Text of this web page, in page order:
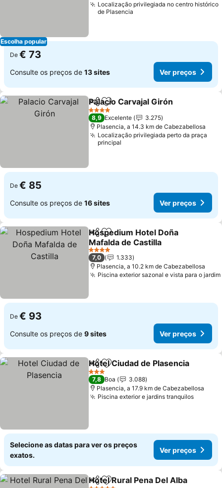
Escolha popular
Localização privilegiada no centro histórico
de Plasencia
De € 73
Consulte os preços de 13 sites Ver preços
PartilharAdicionar aos favoritos
Palacio Carvajal Girón
4 Estrelas
8,9 Excelente
3.275
Plasencia, a 14.3 km de Cabezabellosa
Localização privilegiada perto da praça
principal
De € 85
Consulte os preços de 16 sites Ver preços
PartilharAdicionar aos favoritos
Hospedium Hotel Doña
Mafalda de Castilla
4 Estrelas
7,0
1.333
Plasencia, a 10.2 km de Cabezabellosa
Piscina exterior sazonal e vista para o jardim
De € 93
Consulte os preços de 9 sites Ver preços
PartilharAdicionar aos favoritos
Hotel Ciudad de Plasencia
3 Estrelas
7,8 Boa
3.088
Plasencia, a 17.9 km de Cabezabellosa
Piscina exterior e jardins tranquilos
Selecione as datas para ver os preços
exatos.
Ver preços
PartilharAdicionar aos favoritos
Hotel Rural Pena Del Alba